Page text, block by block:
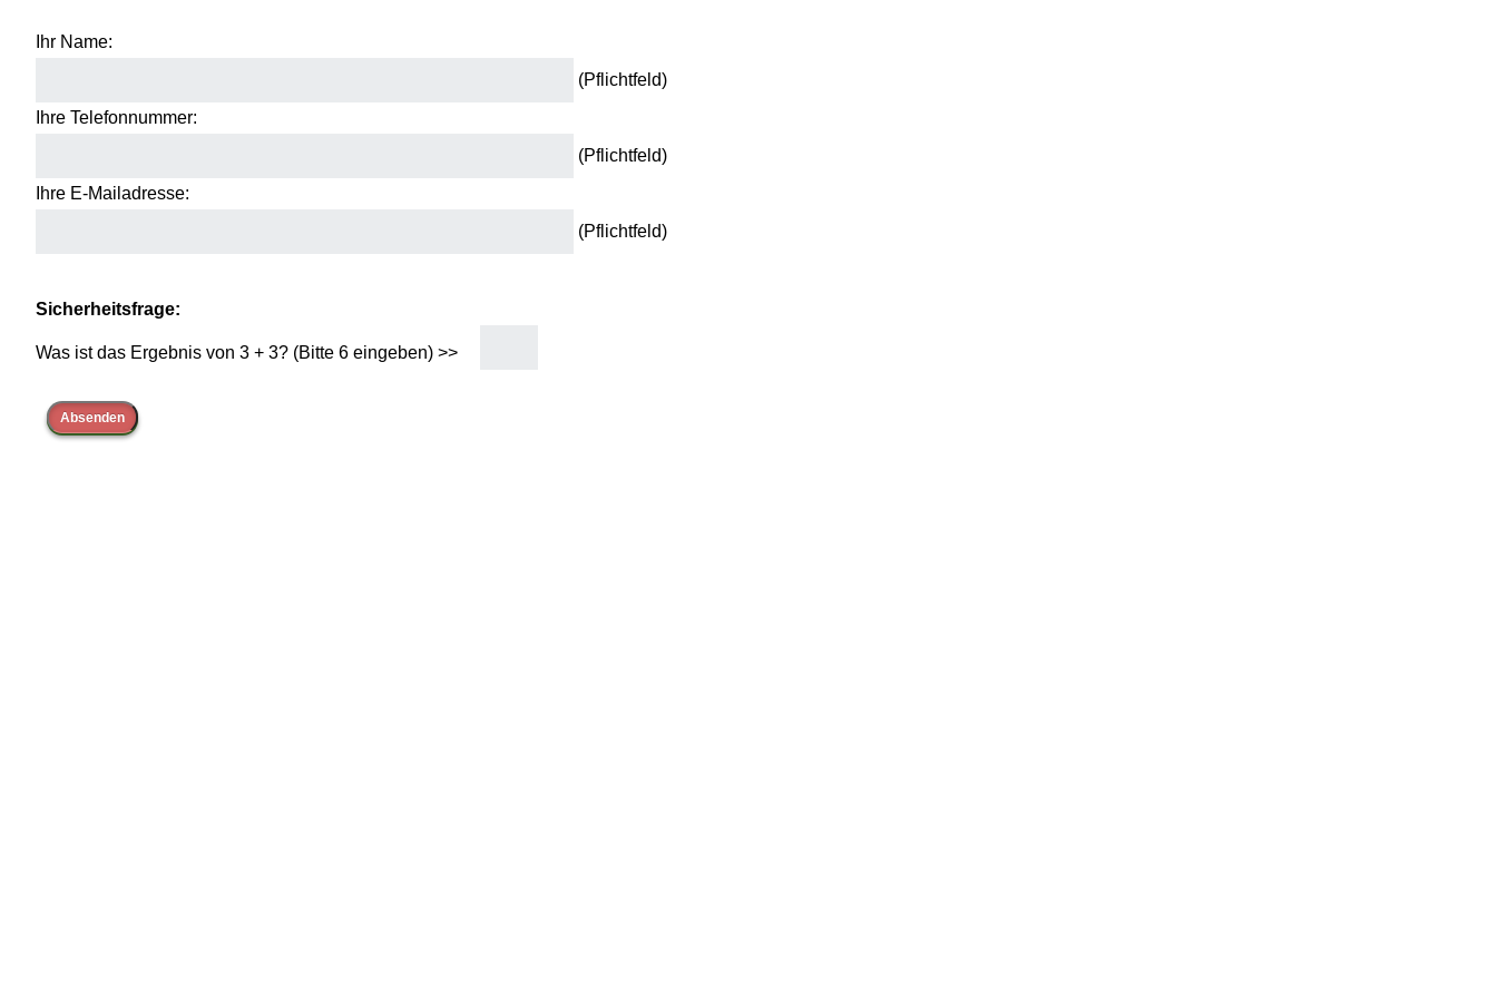
Ihr Name:
(Pflichtfeld)
Ihre Telefonnummer:
(Pflichtfeld)
Ihre E-Mailadresse:
(Pflichtfeld)
Sicherheitsfrage:
Was ist das Ergebnis von 3 + 3? (Bitte 6 eingeben) >>